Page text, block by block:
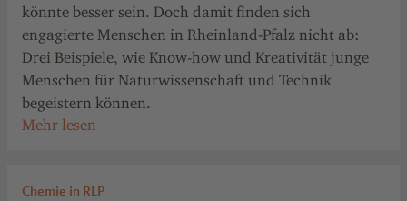
könnte besser sein. Doch damit finden sich
engagierte Menschen in Rheinland-Pfalz nicht ab:
Drei Beispiele, wie Know-how und Kreativität junge
Menschen für Naturwissenschaft und Technik
begeistern können.
Chemie in RLP